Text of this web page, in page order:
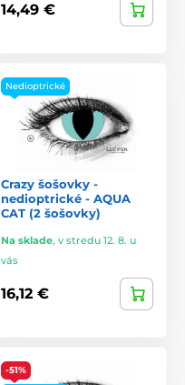
14,49 €
Nedioptrické
Crazy šošovky -
nedioptrické - AQUA
CAT (2 šošovky)
Na sklade, v stredu 12. 8. u
vás
16,12 €
-51%